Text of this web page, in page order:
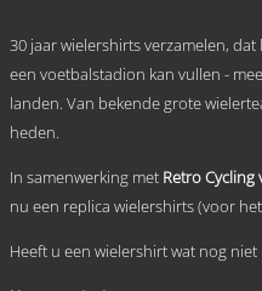
30 jaar wielershirts verzamelen,
een voetbalstadion kan vullen -
landen. Van bekende grote
heden.
In samenwerking met Retro
nu een replica wielershirts (voor
Heeft u een wielershirt wat nog